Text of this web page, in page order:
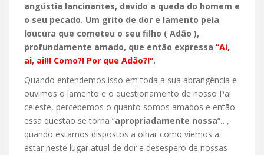
angústia lancinantes, devido a queda do homem e
o seu pecado. Um grito de dor e lamento pela
loucura que cometeu o seu filho ( Adão ),
profundamente amado, que então expressa “Ai,
ai, ai!!! Como?! Por que Adão?!”.
Quando entendemos isso em toda a sua abrangência e
ouvimos o lamento e o questionamento de nosso Pai
celeste, percebemos o quanto somos amados e então
essa questão se torna “apropriadamente nossa“…,
quando estamos dispostos a olhar como viemos a
estar neste lugar atual de dor e desespero de nossas